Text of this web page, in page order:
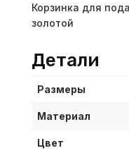
Корзинка для
золотой
Детали
Размеры
Материал
Цвет